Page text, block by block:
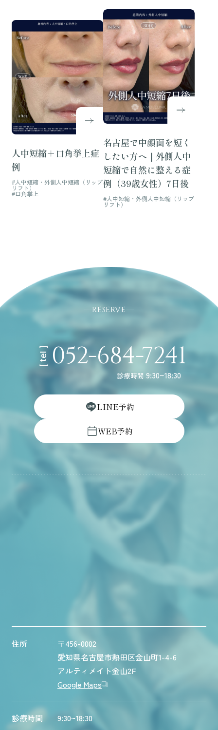
人中短縮＋口角挙上症
例
#人中短縮・外側人中短縮（リップ
リフト）
#口角挙上
名古屋で中顔面を短く
したい方へ｜外側人中
短縮で自然に整える症
例（39歳女性）7日後
#人中短縮・外側人中短縮（リップ
リフト）
RESERVE
[ tel ] 052-684-7241
診療時間 9:30~18:30
LINE予約
WEB予約
住所
〒456-0002
愛知県名古屋市熱田区金山町1-4-6
アルティメイト金山2F
Google Maps
診療時間 9:30~18:30